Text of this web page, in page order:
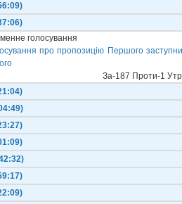
голосування
про пропозицію Першого
За-187 Проти-1